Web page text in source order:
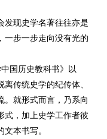
发现史学名著往往亦是
一步一步走向没有光的
国历史教科书》以
传统史学的纪传体、
。就形式而言，乃系向
式，加上史学工作者彼
本书写。